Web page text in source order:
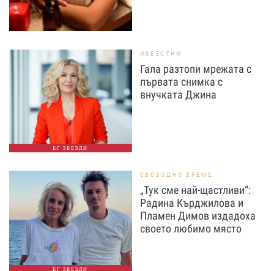
БГ ЗВЕЗДИ
ИЗВЕСТНИ
Гала разтопи мрежата с
първата снимка с
внучката Джина
БГ ЗВЕЗДИ
СВОБОДНО ВРЕМЕ
„Тук сме най-щастливи“:
Радина Кърджилова и
Пламен Димов издадоха
своето любимо място